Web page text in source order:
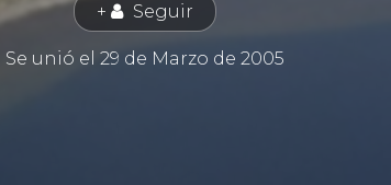
+ 👤 Seguir
Se unió el 29 de Marzo de 2005